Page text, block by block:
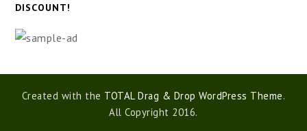
DISCOUNT!
Created with the TOTAL Drag & Drop WordPress Theme.
All Copyright 2016.